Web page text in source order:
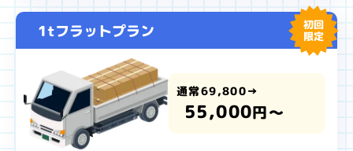
1tフラットプラン
初回
限定
通常69,800→
55,000円～